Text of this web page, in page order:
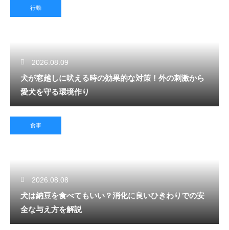
行動
2026.08.09
犬が窓越しに吠える時の効果的な対策！外の刺激から
愛犬を守る環境作り
食事
2026.08.08
犬は納豆を食べてもいい？消化に良いひきわりでの安
全な与え方を解説